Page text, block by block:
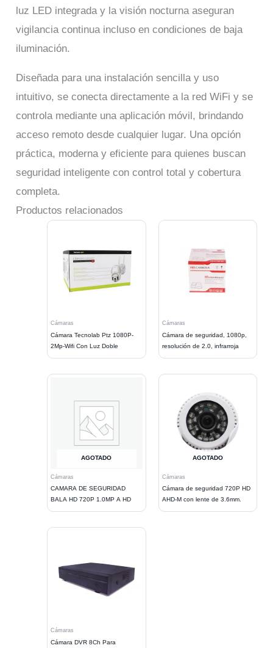
luz LED integrada y la visión nocturna aseguran
vigilancia continua incluso en condiciones de baja
iluminación.
Diseñada para una instalación sencilla y uso
intuitivo, se conecta directamente a la red WiFi y se
controla mediante una aplicación móvil, brindando
acceso remoto desde cualquier lugar. Una opción
práctica, moderna y eficiente para quienes buscan
seguridad inteligente con control total y cobertura
completa.
Productos relacionados
Cámaras
Cámara Tecnolab Ptz 1080P-
2Mp-Wifi Con Luz Doble
Cámaras
Cámara de seguridad, 1080p,
resolución de 2.0, infrarroja
AGOTADO
Cámaras
CAMARA DE SEGURIDAD
BALA HD 720P 1.0MP A HD
AGOTADO
Cámaras
Cámara de seguridad 720P HD
AHD-M con lente de 3.6mm.
Cámaras
Cámara DVR 8Ch Para